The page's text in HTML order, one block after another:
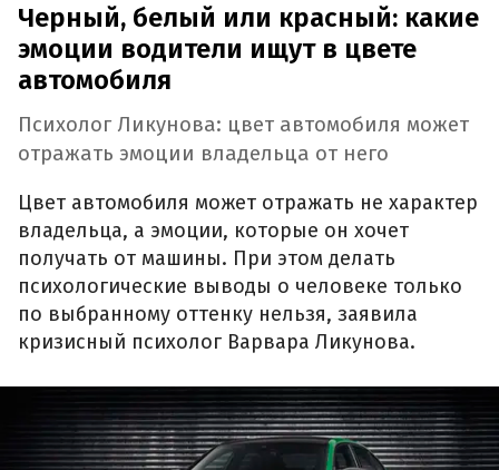
Черный, белый или красный: какие
эмоции водители ищут в цвете
автомобиля
Психолог Ликунова: цвет автомобиля может
отражать эмоции владельца от него
Цвет автомобиля может отражать не характер
владельца, а эмоции, которые он хочет
получать от машины. При этом делать
психологические выводы о человеке только
по выбранному оттенку нельзя, заявила
кризисный психолог Варвара Ликунова.